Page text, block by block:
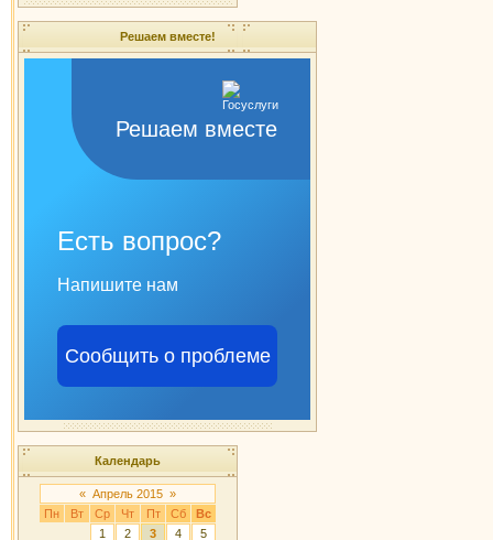
Решаем вместе!
Решаем вместе
Есть вопрос?
Напишите нам
Сообщить о проблеме
Календарь
« Апрель 2015 »
Пн
Вт Ср Чт Пт Сб
Вс
1
2 3 4
5